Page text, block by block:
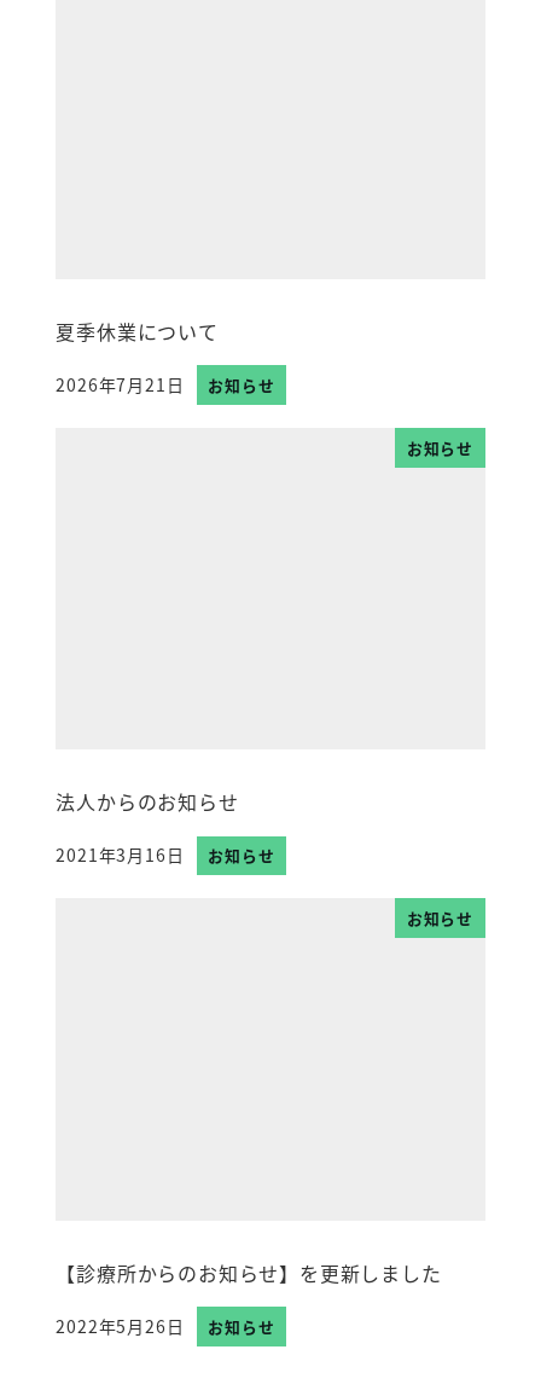
夏季休業について
投稿日
2026年7月21日 お知らせ
お知らせ
法人からのお知らせ
投稿日
2021年3月16日 お知らせ
お知らせ
【診療所からのお知らせ】を更新しました
投稿日
2022年5月26日 お知らせ